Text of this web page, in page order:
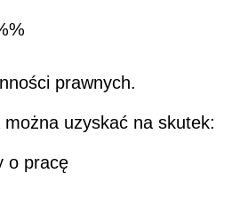
prawnych.
uzyskać na skutek:
o pracę